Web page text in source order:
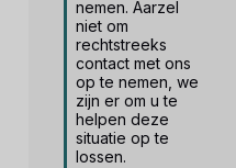
nemen. Aarzel
niet om
rechtstreeks
contact met ons
op te nemen, we
zijn er om u te
helpen deze
situatie op te
lossen.